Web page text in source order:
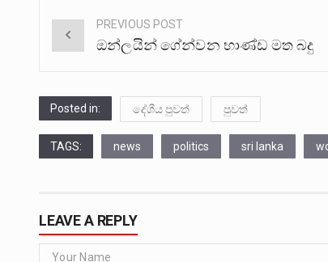
Post
navigation
PREVIOUS POST
ඔන්ලයින් ගේන්වන භාණ්ඩ මත බදු
Posted in: දේශීය පුවත් පුවත්
TAGS: news politics sri lanka
LEAVE A REPLY